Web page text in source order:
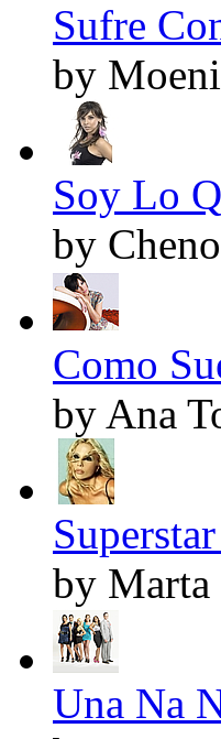
Sufre
by
Soy Lo
by
Como
by Ana
by Marta
Una Na